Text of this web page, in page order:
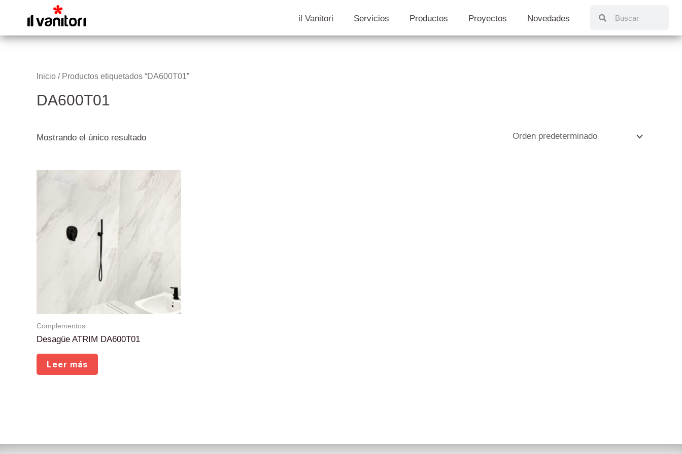
il Vanitori Servicios Productos Proyectos Novedades
Inicio / Productos etiquetados “DA600T01”
DA600T01
Mostrando el único resultado
Complementos
Desagüe ATRIM DA600T01
Leer más